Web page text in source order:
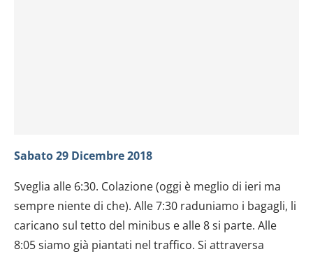
Sabato 29 Dicembre 2018
Sveglia alle 6:30. Colazione (oggi è meglio di ieri ma
sempre niente di che). Alle 7:30 raduniamo i bagagli, li
caricano sul tetto del minibus e alle 8 si parte. Alle
8:05 siamo già piantati nel traffico. Si attraversa